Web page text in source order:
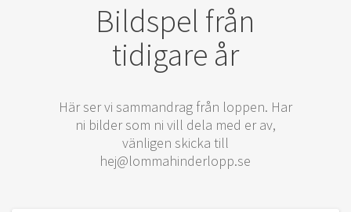
Bildspel från
tidigare år
Här ser vi sammandrag från loppen. Har
ni bilder som ni vill dela med er av,
vänligen skicka till
hej@lommahinderlopp.se